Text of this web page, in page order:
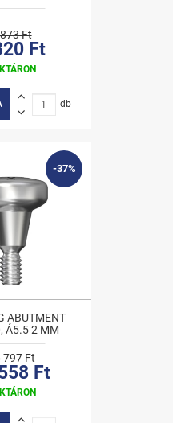
Ft
Ft
db
-37%
ABUTMENT
Á5.5 2 MM
797 Ft
Ft